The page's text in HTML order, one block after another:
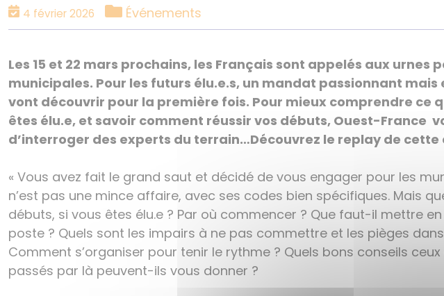
4 février 2026 Catégories
Événements
Les 15 et 22 mars prochains, les Français sont appelés aux urnes
municipales. Pour les futurs élu.e.s, un mandat passionnant
vont découvrir pour la première fois. Pour mieux comprendre ce
êtes élu.e, et savoir comment réussir vos débuts, Ouest-France
d’interroger des experts du terrain…Découvrez le replay de cette
« Vous avez fait le grand saut et décidé de vous engager pour les
n’est pas une mince affaire, avec ses codes bien spécifiques. Mais
débuts, si vous êtes élu.e ? Par où commencer ? Que faut-il mettre
poste ? Quels sont les impairs à ne pas commettre et les pièges
Comment s’organiser pour tenir le rythme ? Quels bons conseils
passés par là peuvent-ils vous donner ?